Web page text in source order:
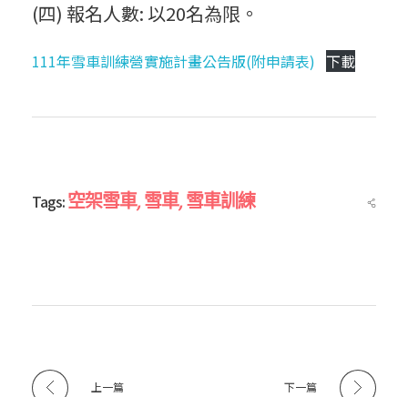
(四) 報名人數: 以20名為限。
111年雪車訓練營實施計畫公告版(附申請表) 下載
Tags:空架雪車,雪車,雪車訓練
上一篇 下一篇